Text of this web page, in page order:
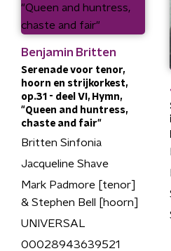
Benjamin Britten
Serenade voor tenor,
hoorn en strijkorkest,
op.31 - deel VI, Hymn,
"Queen and huntress,
chaste and fair"
Britten Sinfonia
Jacqueline Shave
Mark Padmore [tenor]
& Stephen Bell [hoorn]
UNIVERSAL
00028943639521